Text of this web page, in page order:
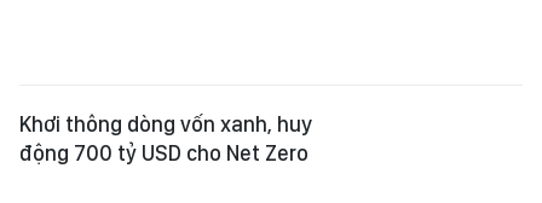
Khơi thông dòng vốn xanh, huy
động 700 tỷ USD cho Net Zero